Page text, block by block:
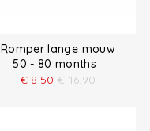
Romper lange mouw
50 - 80 months
€ 8.50 € 16.90